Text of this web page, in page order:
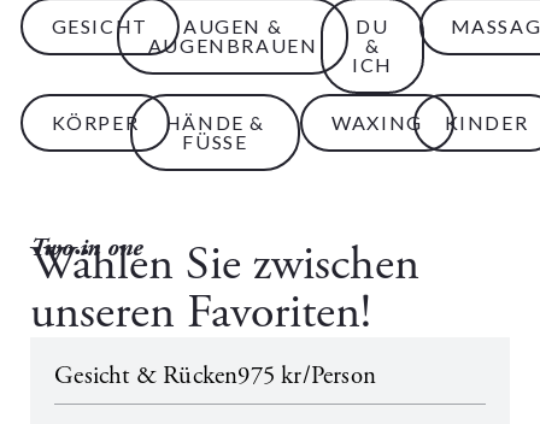
GESICHT
AUGEN &
AUGENBRAUEN
DU
&
ICH
KÖRPER
HÄNDE &
FÜSSE
WAXING KINDER
Two in one
Wählen Sie zwischen
unseren Favoriten!
Gesicht & Rücken975 kr/Person